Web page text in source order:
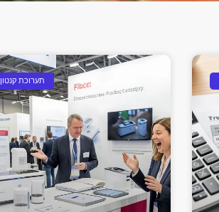
תערוכת קנטון